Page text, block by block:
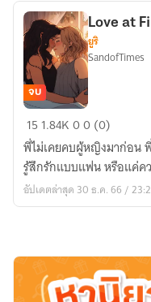
หนู
YURI
(อ่าน
ฟรี
ก่อน
ลบ
เนื้อหา
บาง
ส่วน)
Love
at
First
Sight
:
สับสน
(YURI)
จบ
Love at
ยูริ
SandofTimes
15 1.84K00 (0)
พี่ไม่เคยคบผู้หญิงมาก่อน
รู้สึกรักแบบแฟน หรือแค่ค
อัปเดตล่าสุด 30 ธ.ค. 66 /